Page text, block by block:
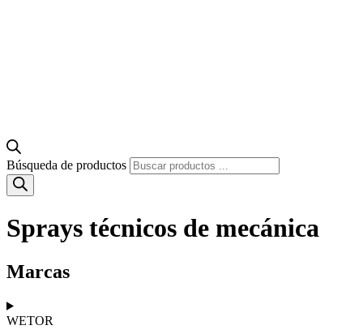
Búsqueda de productos
Sprays técnicos de mecánica
Marcas
WETOR